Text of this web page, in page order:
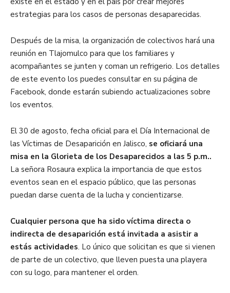
estrategias para los casos de personas desaparecidas.
Después de la misa, la organización de colectivos hará una
reunión en Tlajomulco para que los familiares y
acompañantes se junten y coman un refrigerio. Los detalles
de este evento los puedes consultar en su página de
Facebook, donde estarán subiendo actualizaciones sobre
los eventos.
El 30 de agosto, fecha oficial para el Día Internacional de
las Víctimas de Desaparición en Jalisco, se oficiará una
misa en la Glorieta de los Desaparecidos a las 5 p.m..
La señora Rosaura explica la importancia de que estos
eventos sean en el espacio público, que las personas
puedan darse cuenta de la lucha y concientizarse.
Cualquier persona que ha sido víctima directa o
indirecta de desaparición está invitada a asistir a
estás actividades. Lo único que solicitan es que si vienen
de parte de un colectivo, que lleven puesta una playera
con su logo, para mantener el orden.